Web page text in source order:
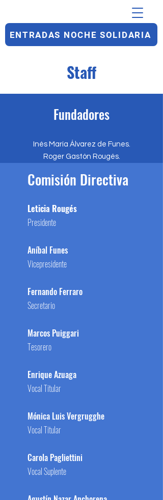
ENTRADAS NOCHE SOLIDARIA
Staff
Fundadores
Inés María Álvarez de Funes.
Roger Gastón Rougés.
Comisión Directiva
Leticia Rougés
Presidente
Aníbal Funes
Vicepresidente
Fernando Ferraro
Secretario
Marcos Puiggari
Tesorero
Enrique Azuaga
Vocal Titular
Mónica Luis Vergrugghe
Vocal Titular
Carola Pagliettini
Vocal Suplente